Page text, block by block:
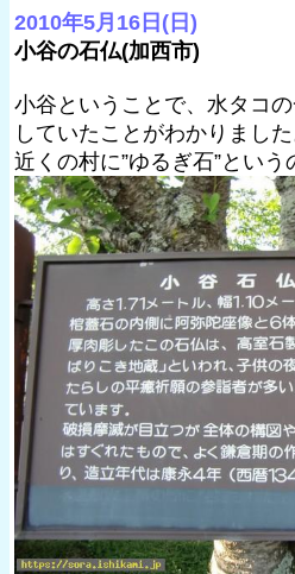
2010年5月16日(日)
小谷の石仏(加西市)
小谷ということで、水タコ
していたことがわかりました
近くの村に”ゆるぎ石”という